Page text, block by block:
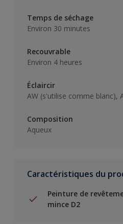
Temps de séchage
Environ 30 minutes
Recouvrable
Environ 4 heures
Éclaircir
AW (s'utilise comme blanc),
Composition
Aqueux
Caractéristiques du
Peinture de
mince D2